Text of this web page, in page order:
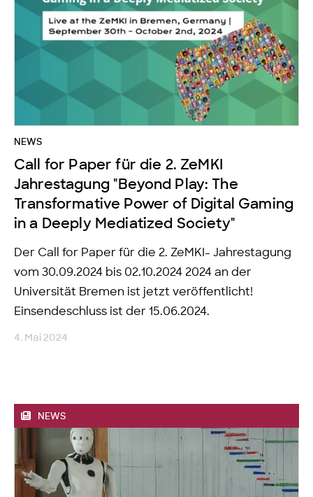
NEWS
Call for Paper für die 2. ZeMKI
Jahrestagung "Beyond Play: The
Transformative Power of Digital Gaming
in a Deeply Mediatized Society"
Der Call for Paper für die 2. ZeMKI- Jahrestagung
vom 30.09.2024 bis 02.10.2024 2024 an der
Universität Bremen ist jetzt veröffentlicht!
Einsendeschluss ist der 15.06.2024.
4. Mai 2024
NEWS